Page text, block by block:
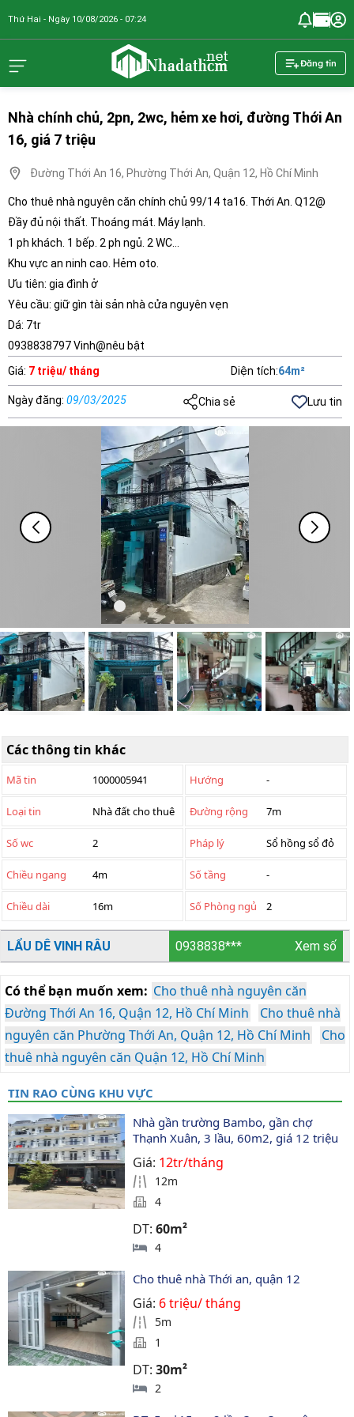
Thứ Hai - Ngày 10/08/2026 - 07:24
Đăng tin
Nhà chính chủ, 2pn, 2wc, hẻm xe hơi, đường Thới An
16, giá 7 triệu
Đường Thới An 16, Phường Thới An, Quận 12, Hồ Chí Minh
Cho thuê nhà nguyên căn chính chủ 99/14 ta16. Thới An. Q12@
Đầy đủ nội thất. Thoáng mát. Máy lạnh.
1 ph khách. 1 bếp. 2 ph ngủ. 2 WC…
Khu vực an ninh cao. Hẻm oto.
Ưu tiên: gia đình ở
Yêu cầu: giữ gìn tài sản nhà cửa nguyên vẹn
Dá: 7tr
0938838797 Vinh@nêu bật
Giá: 7 triệu/ tháng Diện tích:64m²
Ngày đăng: 09/03/2025 Chia sẻ Lưu tin
Các thông tin khác
Mã tin 1000005941 Hướng -
Loại tin Nhà đất cho thuê Đường rộng 7m
Số wc 2 Pháp lý Sổ hồng sổ đỏ
Chiều ngang 4m Số tầng -
Chiều dài 16m Số Phòng ngủ 2
LẨU DÊ VINH RÂU 0938838*** Xem số
Có thể bạn muốn xem: Cho thuê nhà nguyên căn
Đường Thới An 16, Quận 12, Hồ Chí Minh
Cho thuê nhà
nguyên căn Phường Thới An, Quận 12, Hồ Chí Minh
Cho
thuê nhà nguyên căn Quận 12, Hồ Chí Minh
TIN RAO CÙNG KHU VỰC
Nhà gần trường Bambo, gần chợ
Thạnh Xuân, 3 lầu, 60m2, giá 12 triệu
Giá: 12tr/tháng
12m
4
DT:60m²
4
Cho thuê nhà Thới an, quận 12
Giá: 6 triệu/ tháng
5m
1
DT:30m²
2